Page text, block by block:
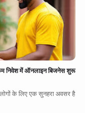
में ऑनलाइन बिजनेस शुरू
के लिए एक सुनहरा अवसर है